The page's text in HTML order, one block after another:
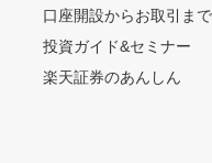
口座開設からお取引ま
投資ガイド&セミナー
楽天証券のあんしん